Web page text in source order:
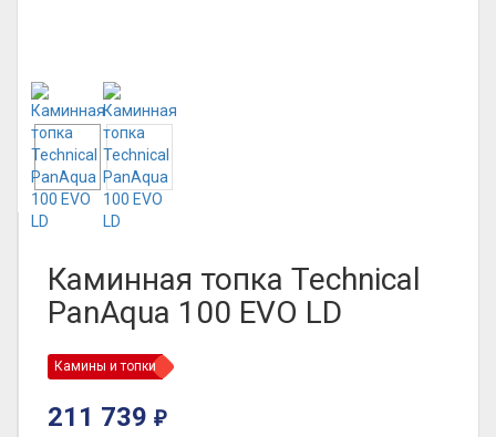
Каминная топка Technical
PanAqua 100 EVO LD
Камины и топки
211 739 ₽